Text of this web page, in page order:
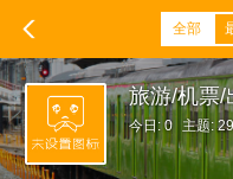
全部
旅游/机票/
今日: 0 主题: 29